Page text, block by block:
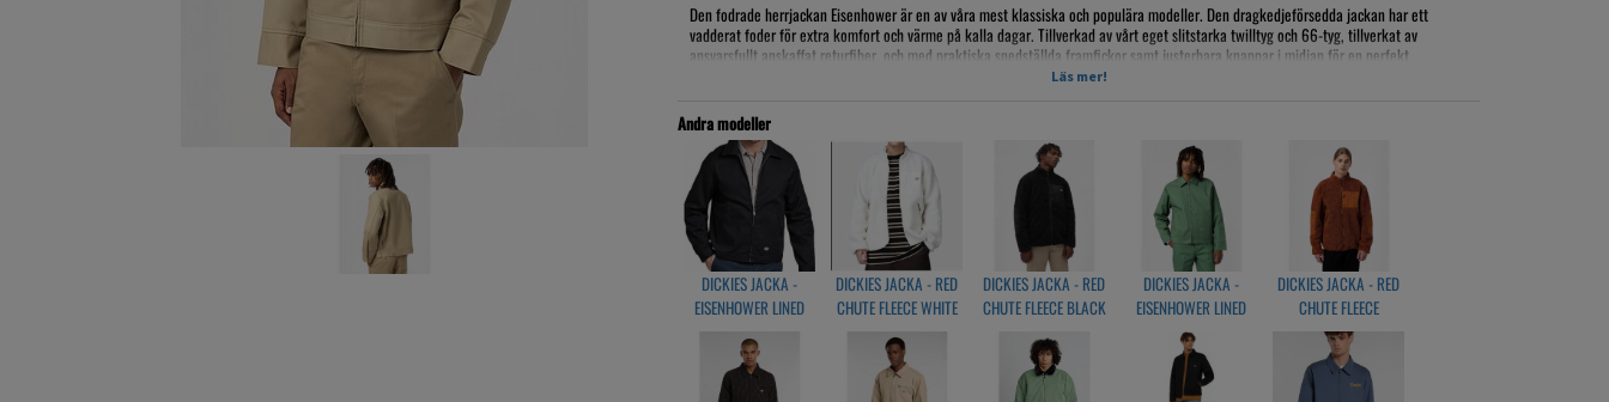
Den fodrade herrjackan Eisenhower är en av våra mest klassiska och populära modeller. Den dragkedjeförsedda jackan har ett
vadderat foder för extra komfort och värme på kalla dagar. Tillverkad av vårt eget slitstarka twilltyg och 66-tyg, tillverkat av
ansvarsfullt anskaffat returfiber, och med praktiska snedställda framfickor samt justerbara knappar i midjan för en perfekt
Fickor: Framfickor, Blyertsficka på ärmen
Extra funktioner: Justerbara flikar i midjan
Tvätt: 40 grader
Läs mer!
Andra modeller
DICKIES JACKA -
EISENHOWER LINED
DICKIES JACKA - RED
CHUTE FLEECE WHITE
DICKIES JACKA - RED
CHUTE FLEECE BLACK
DICKIES JACKA -
EISENHOWER LINED
DARK IVY
DICKIES JACKA - RED
CHUTE FLEECE
GINGERBREAD